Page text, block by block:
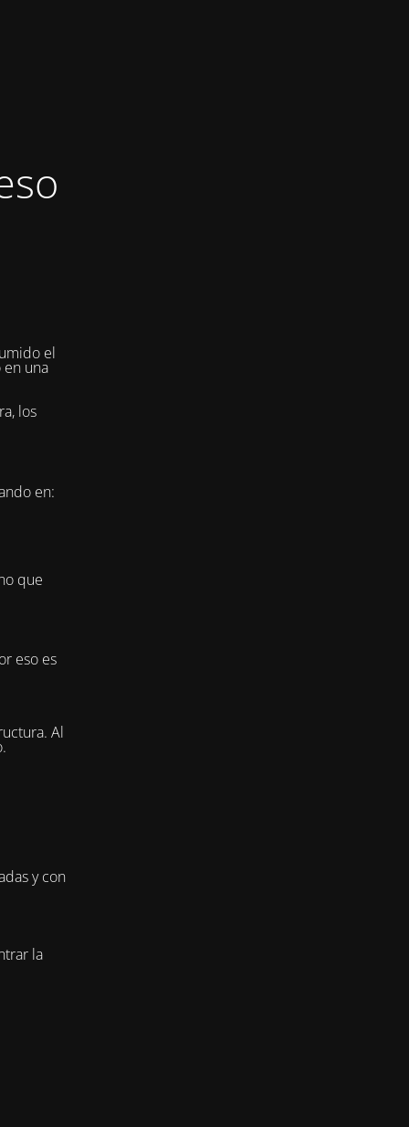
el
una
los
en:
que
eso es
Al
y con
la